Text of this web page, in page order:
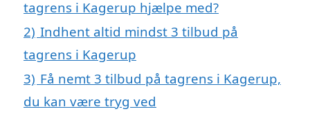
tagrens i Kagerup hjælpe med?
2) Indhent altid mindst 3 tilbud på
tagrens i Kagerup
3) Få nemt 3 tilbud på tagrens i Kagerup,
du kan være tryg ved